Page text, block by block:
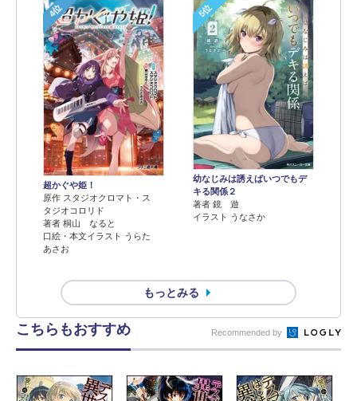
4位
超かぐや姫！
原作 スタジオクロマト・ス
タジオコロリド
著者 桐山 なると
口絵・本文イラスト うらた
あさお
5位
幼なじみは誘えばいつでもデ
キる関係２
著者 鏡 遊
イラスト うなさか
もっとみる
こちらもおすすめ Recommended by